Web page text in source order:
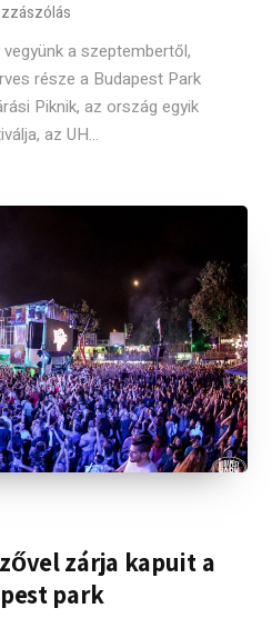
a szeptembertől,
része a Budapest Park
Piknik, az ország egyik
az UH...
zárja kapuit a
park